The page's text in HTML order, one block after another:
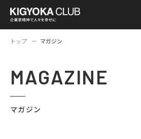
トップ マガジン
MAGAZINE
マガジン